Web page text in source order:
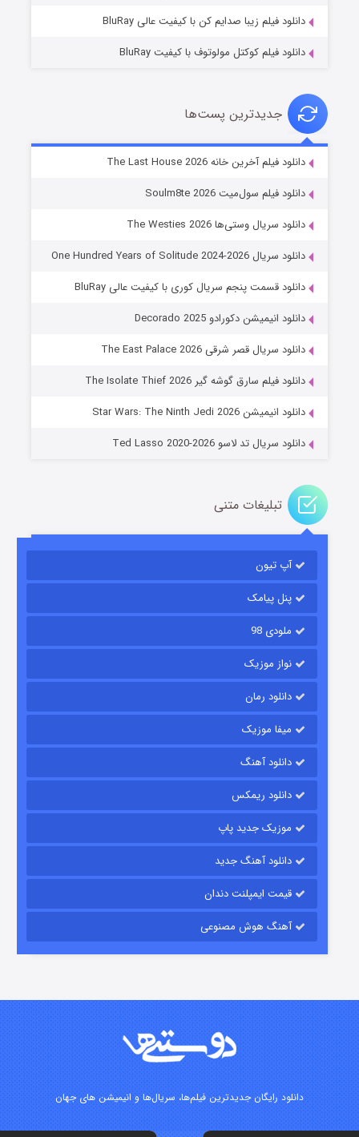
شوگر فصل ۲
خاندان اژدها فصل ۳
قسمت۶ (زیرنویس) منتشر شد
قسمت
قسمت۱۵ (دوبله) منتشر شد
دانلود فیلم زیبا صدایم کن با کیفیت عالی BluRay
دانلود فیلم کوکتل مولوتوف با کیفیت BluRay
جدیدترین پست‌ها
دانلود فیلم آخرین خانه The Last House 2026
دانلود فیلم سول‌میت Soulm8te 2026
دانلود سریال وستی‌ها The Westies 2026
دانلود سریال One Hundred Years of Solitude 2024-2026
دانلود قسمت پنجم سریال کوری با کیفیت عالی BluRay
دانلود انیمیشن دکورادو Decorado 2025
دانلود سریال قصر شرقی The East Palace 2026
دانلود فیلم سارق گوشه گیر The Isolate Thief 2026
دانلود انیمیشن Star Wars: The Ninth Jedi 2026
دانلود سریال تد لاسو Ted Lasso 2020-2026
تبلیغات متنی
آپ تیون
پنل پیامک
ملودی 98
نواز موزیک
دانلود رمان
میفا موزیک
دانلود آهنگ
دانلود ریمکس
موزیک جدید پاپ
دانلود آهنگ جدید
قیمت ایمپلنت دندان
آهنگ هوش مصنوعی
دانلود رایگان جدیدترین فیلم‌ها، سریال‌ها و انیمیشن های جهان